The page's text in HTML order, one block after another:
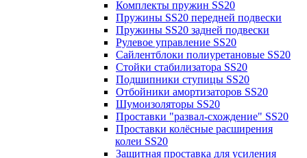
Комплекты пружин SS20
Пружины SS20 передней подвески
Пружины SS20 задней подвески
Рулевое управление SS20
Сайлентблоки полиуретановые SS20
Стойки стабилизатора SS20
Подшипники ступицы SS20
Отбойники амортизаторов SS20
Шумоизоляторы SS20
Проставки "развал-схождение" SS20
Проставки колёсные расширения
колеи SS20
Защитная проставка для усиления